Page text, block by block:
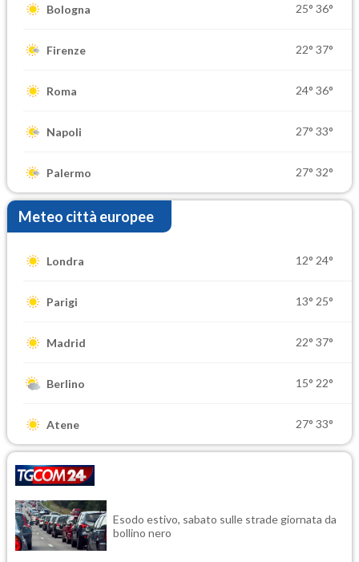
Bologna 25° 36°
Firenze 22° 37°
Roma 24° 36°
Napoli 27° 33°
Palermo 27° 32°
Meteo città europee
Londra 12° 24°
Parigi 13° 25°
Madrid 22° 37°
Berlino 15° 22°
Atene 27° 33°
Esodo estivo, sabato sulle strade giornata da
bollino nero